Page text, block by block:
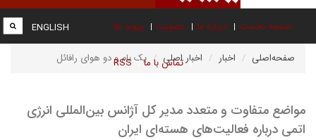
صفحه نخست درباره ما عضویت پیوند ها
تماس با ما RSS
ENGLISH
صفحه‌اصلی اخبار اخبار اصلی یک بام و دو هوای رافائل
مواضع متفاوت و متعدد مدیر کل آژانس بین‌المللی انرژی
اتمی درباره فعالیت‌های هسته‌ای ایران